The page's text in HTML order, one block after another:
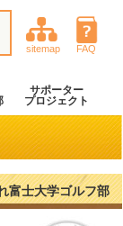
FAQ
sitemap
サポーター
プロジェクト
富士大学ゴルフ部